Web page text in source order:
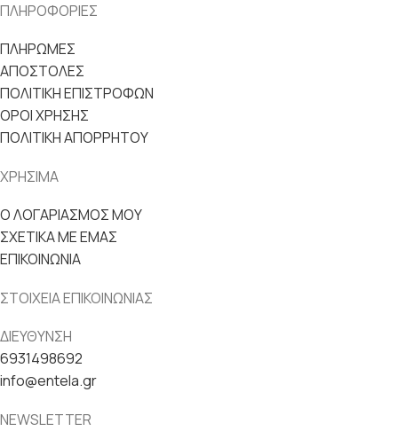
ΠΛΗΡΟΦΟΡΙΕΣ
ΠΛΗΡΩΜΕΣ
ΑΠΟΣΤΟΛΕΣ
ΠΟΛΙΤΙΚΗ ΕΠΙΣΤΡΟΦΩΝ
ΟΡΟΙ ΧΡΗΣΗΣ
ΠΟΛΙΤΙΚΗ ΑΠΟΡΡΗΤΟΥ
ΧΡΗΣΙΜΑ
Ο ΛΟΓΑΡΙΑΣΜΟΣ ΜΟΥ
ΣΧΕΤΙΚΑ ΜΕ ΕΜΑΣ
ΕΠΙΚΟΙΝΩΝΙΑ
ΣΤΟΙΧΕΙΑ ΕΠΙΚΟΙΝΩΝΙΑΣ
ΔΙΕΥΘΥΝΣΗ
6931498692
info@entela.gr
NEWSLETTER